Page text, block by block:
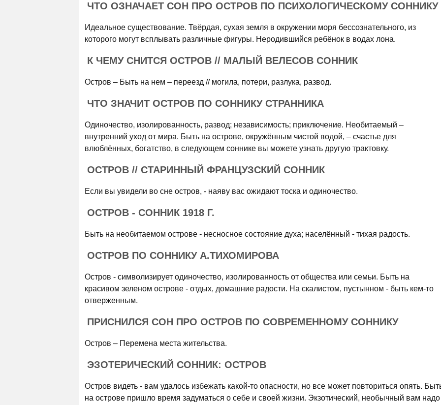
ЧТО ОЗНАЧАЕТ СОН ПРО ОСТРОВ ПО ПСИХОЛОГИЧЕСКОМУ СОННИКУ
Идеальное существование. Твёрдая, сухая земля в окружении моря бессознательного, из
которого могут всплывать различные фигуры. Неродившийся ребёнок в водах лона.
К ЧЕМУ СНИТСЯ ОСТРОВ // МАЛЫЙ ВЕЛЕСОВ СОННИК
Остров – Быть на нем – переезд // могила, потери, разлука, развод.
ЧТО ЗНАЧИТ ОСТРОВ ПО СОННИКУ СТРАННИКА
Одиночество, изолированность, развод; независимость; приключение. Необитаемый –
внутренний уход от мира. Быть на острове, окружённым чистой водой, – счастье для
влюблённых, богатство, в следующем соннике вы можете узнать другую трактовку.
ОСТРОВ // СТАРИННЫЙ ФРАНЦУЗСКИЙ СОННИК
Если вы увидели во сне остров, - наяву вас ожидают тоска и одиночество.
ОСТРОВ - СОННИК 1918 Г.
Быть на необитаемом острове - несносное состояние духа; населённый - тихая радость.
ОСТРОВ ПО СОННИКУ А.ТИХОМИРОВА
Остров - символизирует одиночество, изолированность от общества или семьи. Быть на
красивом зеленом острове - отдых, домашние радости. На скалистом, пустынном - быть кем-то
отверженным.
ПРИСНИЛСЯ СОН ПРО ОСТРОВ ПО СОВРЕМЕННОМУ СОННИКУ
Остров – Перемена места жительства.
ЭЗОТЕРИЧЕСКИЙ СОННИК: ОСТРОВ
Остров видеть - вам удалось избежать какой-то опасности, но все может повториться опять.
на острове пришло время задуматься о себе и своей жизни. Экзотический, необычный вам надо